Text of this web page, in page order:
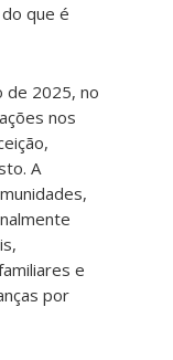
que é
2025, no
nos
A
e
por